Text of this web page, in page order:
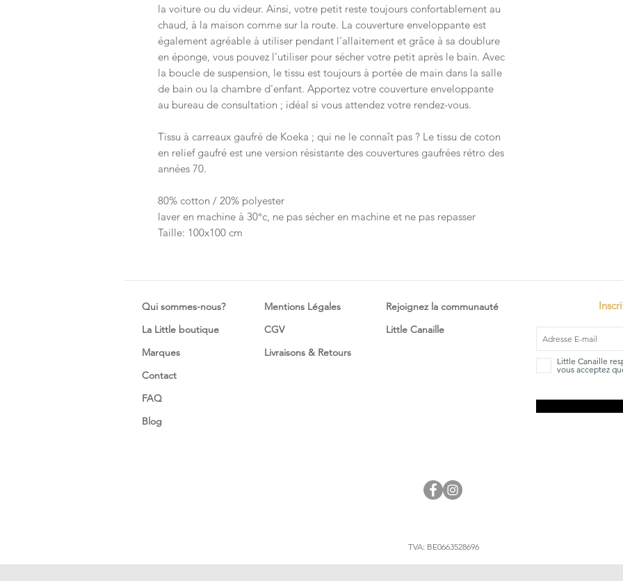
la voiture ou du videur. Ainsi, votre petit reste toujours confortablement au
chaud, à la maison comme sur la route. La couverture enveloppante est
également agréable à utiliser pendant l'allaitement et grâce à sa doublure
en éponge, vous pouvez l'utiliser pour sécher votre petit après le bain. Avec
la boucle de suspension, le tissu est toujours à portée de main dans la salle
de bain ou la chambre d'enfant. Apportez votre couverture enveloppante
au bureau de consultation ; idéal si vous attendez votre rendez-vous.
Tissu à carreaux gaufré de Koeka ; qui ne le connaît pas ? Le tissu de coton
en relief gaufré est une version résistante des couvertures gaufrées rétro des
années 70.
80% cotton / 20% polyester
laver en machine à 30°c, ne pas sécher en machine et ne pas repasser
Taille: 100x100 cm
Qui sommes-nous?
La Little boutique
Marques
Contact
FAQ
Blog
Mentions Légales
CGV
Livraisons & Retours
Rejoignez la communauté
Little Canaille
Little Canaille
vous acceptez
TVA: BE0663528696